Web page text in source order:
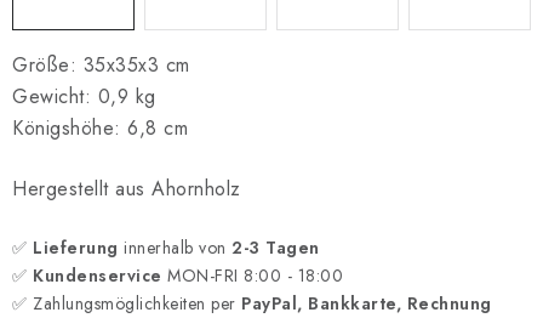
Größe: 35x35x3 cm
Gewicht: 0,9 kg
Königshöhe: 6,8 cm
Hergestellt aus Ahornholz
✅ Lieferung innerhalb von 2-3 Tagen
✅ Kundenservice MON-FRI 8:00 - 18:00
✅ Zahlungsmöglichkeiten per PayPal, Bankkarte, Rechnung